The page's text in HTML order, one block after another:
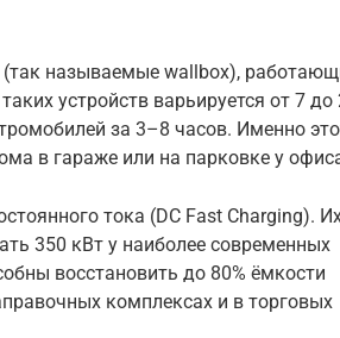
называемые wallbox),
устройств варьируется от 7 до
за 3–8 часов. Именно
в гараже или на парковке у
тока (DC Fast Charging).
350 кВт у наиболее современных
восстановить до 80% ёмкости
комплексах и в торговых